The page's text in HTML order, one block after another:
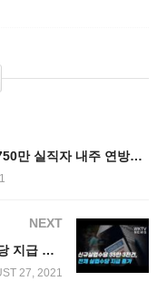
워싱턴 일원 33만명 등 750만 실직자 내주 연방실업수당 끊긴다
NEXT
신규실업수당 35만 3천건, 전체 실업수당 지급 증가
27, 2021